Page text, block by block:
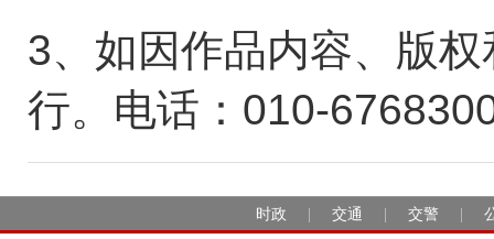
3、如因作品内容、版
行。电话：010-
时政 交通 交警